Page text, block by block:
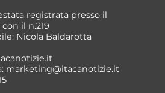
registrata presso il
il n.219
Nicola Baldarotta
marketing@itacanotizie.it